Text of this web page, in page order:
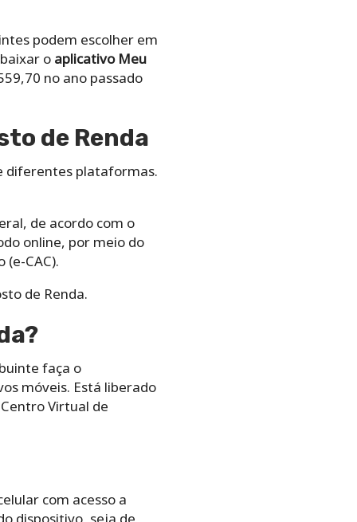
podem escolher em
oaplicativo Meu
no ano passado
de Renda
diferentes plataformas.
de acordo com o
online, por meio do
CAC).
de Renda.
faça o
móveis. Está liberado
Virtual de
com acesso a